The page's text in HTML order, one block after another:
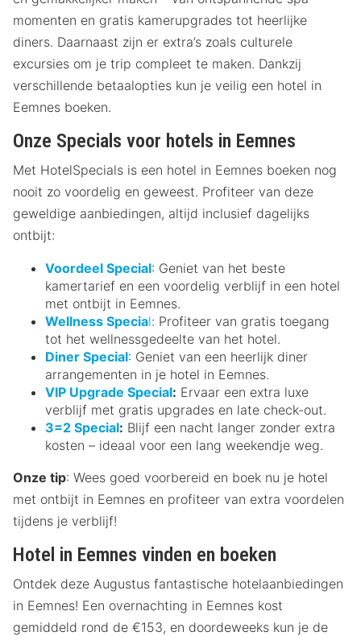
momenten en gratis kamerupgrades tot heerlijke
diners. Daarnaast zijn er extra’s zoals culturele
excursies om je trip compleet te maken. Dankzij
verschillende betaalopties kun je veilig een hotel in
Eemnes boeken.
Onze Specials voor hotels in Eemnes
Met HotelSpecials is een hotel in Eemnes boeken nog
nooit zo voordelig en geweest. Profiteer van deze
geweldige aanbiedingen, altijd inclusief dagelijks
ontbijt:
Voordeel Special: Geniet van het beste
kamertarief en een voordelig verblijf in een hotel
met ontbijt in Eemnes.
Wellness Special: Profiteer van gratis toegang
tot het wellnessgedeelte van het hotel.
Diner Special: Geniet van een heerlijk diner
arrangementen in je hotel in Eemnes.
VIP Upgrade Special: Ervaar een extra luxe
verblijf met gratis upgrades en late check-out.
3=2 Special: Blijf een nacht langer zonder extra
kosten – ideaal voor een lang weekendje weg.
Onze tip: Wees goed voorbereid en boek nu je hotel
met ontbijt in Eemnes en profiteer van extra voordelen
tijdens je verblijf!
Hotel in Eemnes vinden en boeken
Ontdek deze Augustus fantastische hotelaanbiedingen
in Eemnes! Een overnachting in Eemnes kost
gemiddeld rond de €153, en doordeweeks kun je de